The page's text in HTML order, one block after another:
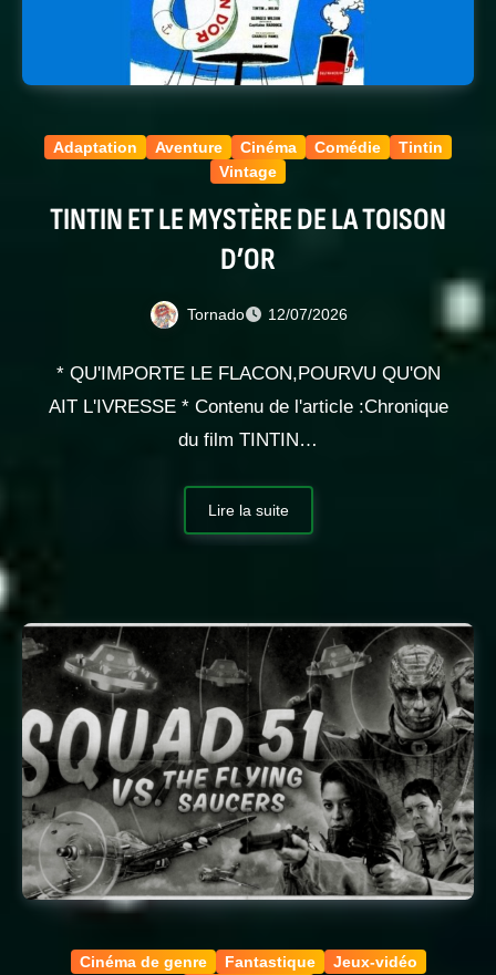
Adaptation Aventure Cinéma Comédie
Tintin
Vintage
TINTIN ET LE MYSTÈRE DE LA TOISON
D’OR
Tornado 12/07/2026
* QU'IMPORTE LE FLACON,POURVU QU'ON
AIT L'IVRESSE * Contenu de l'article :Chronique
du film TINTIN…
Lire la suite
Cinéma de genre Fantastique
Jeux-vidéo